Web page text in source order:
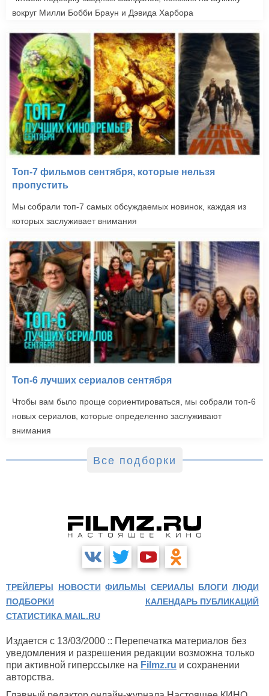
вокруг Милли Бобби Браун и Дэвида Харбора
Топ-7 фильмов сентября, которые нельзя
пропустить
Мы собрали топ-7 самых обсуждаемых новинок, каждая из
которых заслуживает внимания
Топ-6 лучших сериалов сентября
Чтобы вам было проще сориентироваться, мы собрали топ-6
новых сериалов, которые определенно заслуживают
внимания
Все подборки
ТРЕЙЛЕРЫ НОВОСТИ ФИЛЬМЫ СЕРИАЛЫ БЛОГИ ЛЮДИ
ПОДБОРКИ
КАЛЕНДАРЬ ПУБЛИКАЦИЙ
СТАТИСТИКА MAIL.RU
Издается с 13/03/2000 :: Перепечатка материалов без
уведомления и разрешения редакции возможна только
при активной гиперссылке на Filmz.ru и сохранении
авторства.